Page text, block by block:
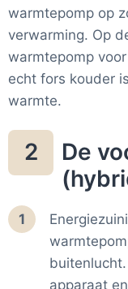
warmtepomp op
verwarming. Op
warmtepomp
echt fors kouder
warmte.
2
De
1
apparaat